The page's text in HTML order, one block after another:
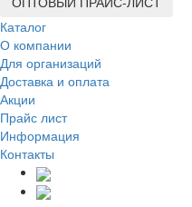
Каталог
О компании
Для организаций
Доставка и оплата
Акции
Прайс лист
Информация
Контакты